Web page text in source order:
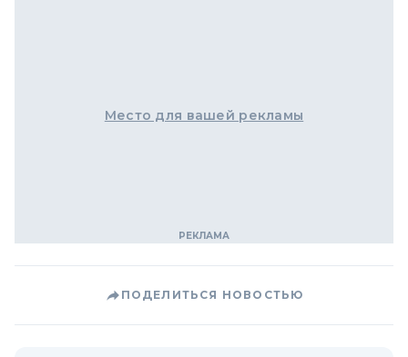
Место для вашей рекламы
ПОДЕЛИТЬСЯ НОВОСТЬЮ